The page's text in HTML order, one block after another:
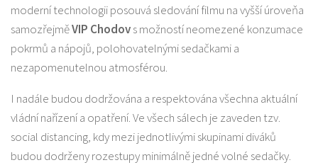
moderní technologii posouvá sledování filmu na vyšší úroveňa
samozřejměVIP Chodovs možností neomezené konzumace
pokrmů a nápojů, polohovatelnými sedačkami a
nezapomenutelnou atmosférou.
I nadále budou dodržována a respektována všechna aktuální
vládní nařízení a opatření. Ve všech sálech je zaveden tzv.
social distancing, kdy mezi jednotlivými skupinami diváků
budou dodrženy rozestupy minimálně jedné volné sedačky.